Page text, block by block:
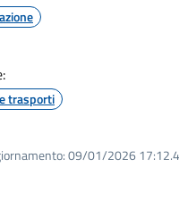
trasporti
09/01/2026